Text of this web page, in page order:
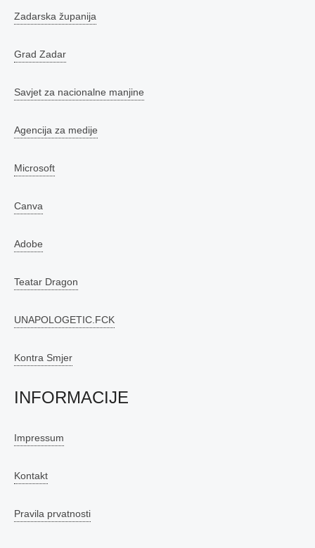
Zadarska županija
Grad Zadar
Savjet za nacionalne manjine
Agencija za medije
Microsoft
Canva
Adobe
Teatar Dragon
UNAPOLOGETIC.FCK
Kontra Smjer
INFORMACIJE
Impressum
Kontakt
Pravila prvatnosti